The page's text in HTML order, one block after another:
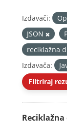
Izdavači:
JSON
reciklažna
Izdavača:
Filtriraj